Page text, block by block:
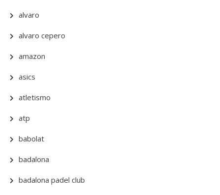
alvaro
alvaro cepero
amazon
asics
atletismo
atp
babolat
badalona
badalona padel club